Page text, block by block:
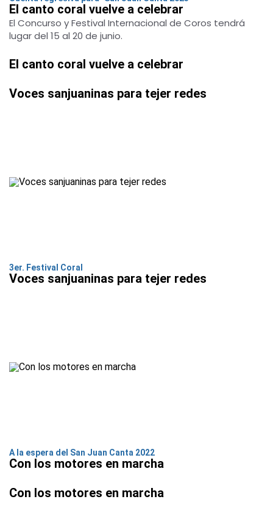
El canto coral vuelve a celebrar
El Concurso y Festival Internacional de Coros tendrá
lugar del 15 al 20 de junio.
El canto coral vuelve a celebrar
Voces sanjuaninas para tejer redes
3er. Festival Coral
Voces sanjuaninas para tejer redes
A la espera del San Juan Canta 2022
Con los motores en marcha
Con los motores en marcha